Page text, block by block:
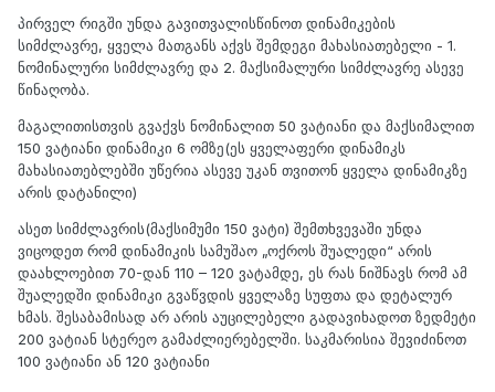
პირველ რიგში უნდა გავითვალისწინოთ დინამიკების
სიმძლავრე, ყველა მათგანს აქვს შემდეგი მახასიათებელი - 1.
ნომინალური სიმძლავრე და 2. მაქსიმალური სიმძლავრე ასევე
წინაღობა.
მაგალითისთვის გვაქვს ნომინალით 50 ვატიანი და მაქსიმალით
150 ვატიანი დინამიკი 6 ომზე(ეს ყველაფერი დინამიკს
მახასიათებლებში უწერია ასევე უკან თვითონ ყველა დინამიკზე
არის დატანილი)
ასეთ სიმძლავრის(მაქსიმუმი 150 ვატი) შემთხვევაში უნდა
ვიცოდეთ რომ დინამიკის სამუშაო „ოქროს შუალედი“ არის
დაახლოებით 70-დან 110 – 120 ვატამდე, ეს რას ნიშნავს რომ ამ
შუალედში დინამიკი გვაწვდის ყველაზე სუფთა და დეტალურ
ხმას. შესაბამისად არ არის აუცილებელი გადავიხადოთ ზედმეტი
200 ვატიან სტერეო გამაძლიერებელში. საკმარისია შევიძინოთ
100 ვატიანი ან 120 ვატიანი